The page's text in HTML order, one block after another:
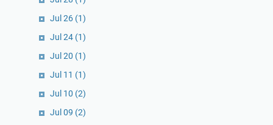
Jul 26 (1)
Jul 24 (1)
Jul 20 (1)
Jul 11 (1)
Jul 10 (2)
Jul 09 (2)